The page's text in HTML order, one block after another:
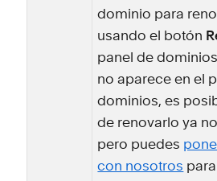
dominio para
usando el botón
panel de
no aparece en el
dominios, es
de renovarlo ya
pero puedes
con nosotros